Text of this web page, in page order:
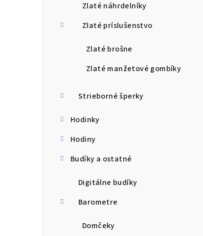
Zlaté náhrdelníky
Zlaté príslušenstvo
Zlaté brošne
Zlaté manžetové gombíky
Strieborné šperky
Hodinky
Hodiny
Budíky a ostatné
Digitálne budíky
Barometre
Domčeky